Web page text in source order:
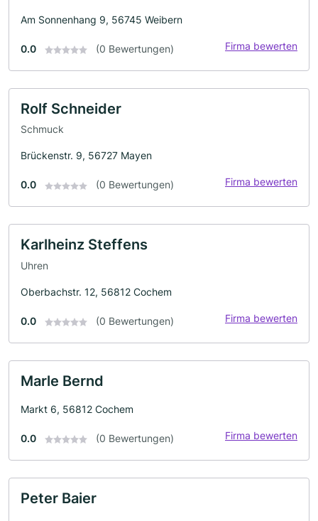
Am Sonnenhang 9, 56745 Weibern
0.0 (0 Bewertungen) Firma bewerten
Rolf Schneider
Schmuck
Brückenstr. 9, 56727 Mayen
0.0 (0 Bewertungen) Firma bewerten
Karlheinz Steffens
Uhren
Oberbachstr. 12, 56812 Cochem
0.0 (0 Bewertungen) Firma bewerten
Marle Bernd
Markt 6, 56812 Cochem
0.0 (0 Bewertungen) Firma bewerten
Peter Baier